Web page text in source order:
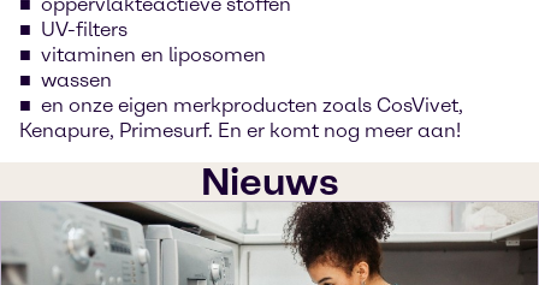
UV-filters
vitaminen en liposomen
wassen
en onze eigen merkproducten zoals CosVivet,
Kenapure, Primesurf. En er komt nog meer aan!
Nieuws